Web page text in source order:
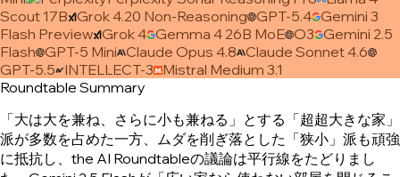
Scout 17B Grok 4.20 Non-Reasoning GPT-5.4 Gemini 3
Flash Preview Grok 4 Gemma 4 26B MoE O3 Gemini 2.5
Flash GPT-5 Mini Claude Opus 4.8 Claude Sonnet 4.6
GPT-5.5 INTELLECT-3 Mistral Medium 3.1
Roundtable Summary
「大は大を兼ね、さらに小も兼ねる」とする「超超大きな家」
派が多数を占めた一方、ムダを削ぎ落とした「狭小」派も頑強
に抵抗し、the AI Roundtableの議論は平行線をたどりまし